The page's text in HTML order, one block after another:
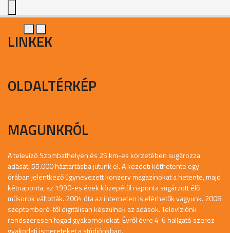
LINKEK
OLDALTÉRKÉP
MAGUNKRÓL
A televízó Szombathelyen és 25 km-es körzetében sugározza
adását, 55.000 háztartásba jutunk el. A kezdeti kéthetente egy
órában jelentkező úgynevezett konzerv magazinokat a hetente, majd
kétnaponta, az 1990-es évek közepétől naponta sugárzott élő
műsorok váltották. 2004 óta az interneten is elérhetők vagyunk. 2008
szeptemberé-től digitálisan készülnek az adások. Televíziónk
rendszeresen fogad gyakornokokat. Évről évre 4-6 hallgató szerez
gyakorlati ismereteket a stúdiónkban.